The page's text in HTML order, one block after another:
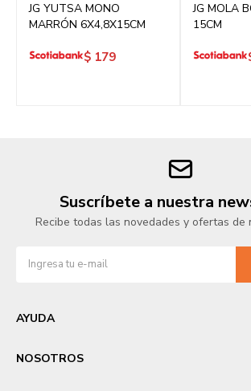
JG YUTSA MONO
MARRÓN 6X4,8X15CM
$ 179
JG MOLA
15CM
Suscríbete a nuestra
Recibe todas las novedades y ofertas de
AYUDA
NOSOTROS